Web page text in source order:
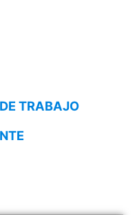
TRABAJO